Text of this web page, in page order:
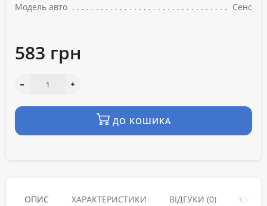
Модель авто
Сенс
583 грн
ДО КОШИКА
ОПИС ХАРАКТЕРИСТИКИ ВІДГУКИ (0)